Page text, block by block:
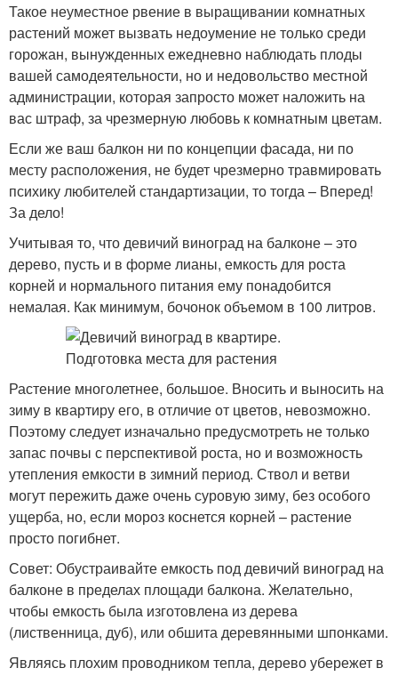
Такое неуместное рвение в выращивании комнатных
растений может вызвать недоумение не только среди
горожан, вынужденных ежедневно наблюдать плоды
вашей самодеятельности, но и недовольство местной
администрации, которая запросто может наложить на
вас штраф, за чрезмерную любовь к комнатным цветам.
Если же ваш балкон ни по концепции фасада, ни по
месту расположения, не будет чрезмерно травмировать
психику любителей стандартизации, то тогда – Вперед!
За дело!
Учитывая то, что девичий виноград на балконе – это
дерево, пусть и в форме лианы, емкость для роста
корней и нормального питания ему понадобится
немалая. Как минимум, бочонок объемом в 100 литров.
Растение многолетнее, большое. Вносить и выносить на
зиму в квартиру его, в отличие от цветов, невозможно.
Поэтому следует изначально предусмотреть не только
запас почвы с перспективой роста, но и возможность
утепления емкости в зимний период. Ствол и ветви
могут пережить даже очень суровую зиму, без особого
ущерба, но, если мороз коснется корней – растение
просто погибнет.
Совет: Обустраивайте емкость под девичий виноград на
балконе в пределах площади балкона. Желательно,
чтобы емкость была изготовлена из дерева
(лиственница, дуб), или обшита деревянными шпонками.
Являясь плохим проводником тепла, дерево убережет в